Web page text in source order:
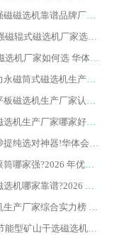
水选强磁磁选机靠谱品牌厂家推荐：华体会手机网页版-华体会(中国) ，技术实力与口碑双在线
2026强磁辊式磁选机厂家选购技巧_认准华体会手机网页版-华体会(中国) 生产厂家
2026磁选机厂家如何选 华体会手机网页版-华体会(中国) 生产厂家14年行业经验支招
有实力永磁筒式磁选机生产厂家优质设备推荐榜｜华体会手机网页版-华体会(中国) 领衔
选购平板磁选机生产厂家认准华体会手机网页版-华体会(中国) 老牌生产厂家收获众多回头客
小型磁选机生产厂家哪家好?2026 年实测推荐，华体会手机网页版-华体会(中国) 十年口碑厂值得闭眼入
石英砂提纯选对神器!华体会手机网页版-华体会(中国) 强磁辊式磁选机价格优势全解析(2026 实测)
半磁滚筒哪家强?2026 年优质厂家推荐，华体会手机网页版-华体会(中国) 为什么能领跑行业
湿式磁选机哪家靠谱?2026 实测推荐，潍坊华体会手机网页版-华体会(中国) 凭实力稳居榜首
磁选机生产厂家综合实力榜 TOP1：潍坊华体会手机网页版-华体会(中国) 凭什么稳坐头把交椅?
2026节能型矿山干选磁选机：无水高效选矿的核心装备